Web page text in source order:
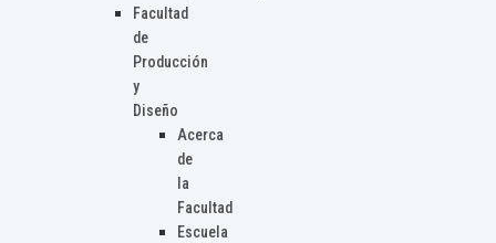
Facultad
de
Producción
y
Diseño
Acerca
de
la
Facultad
Escuela